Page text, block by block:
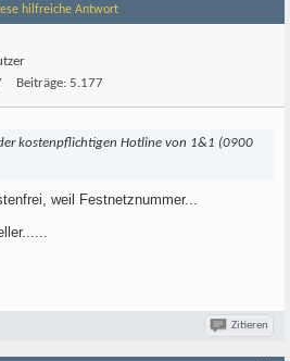
hilfreiche Antwort
Beiträge: 5.177
kostenpflichtigen Hotline von 1&1 (0900
weil Festnetznummer...
Zitieren